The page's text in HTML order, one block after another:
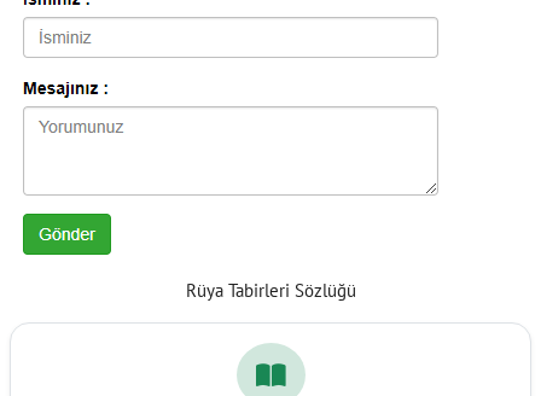
Rüya Tabirleri Sözlüğü